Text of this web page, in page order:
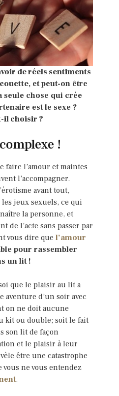
de réels sentiments
, et peut-on être
seule chose qui crée
est le sexe ?
il choisir ?
!
faire l’amour et maintes
l’accompagner.
avant tout,
les jeux sexuels, ce qui
la personne, et
de l’acte sans passer par
vous dire que l’amour
pour rassembler
un lit !
que le plaisir au lit a
aventure d’un soir avec
on ne doit aucune
kit ou double; soit le fait
son lit de façon
et le plaisir à leur
être une catastrophe
vous ne vous entendez
.